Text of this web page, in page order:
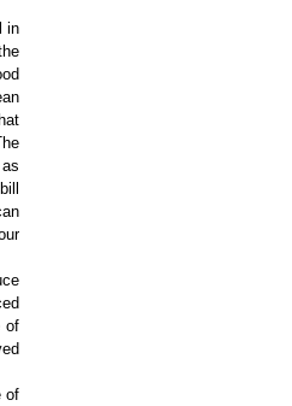
in
of
of